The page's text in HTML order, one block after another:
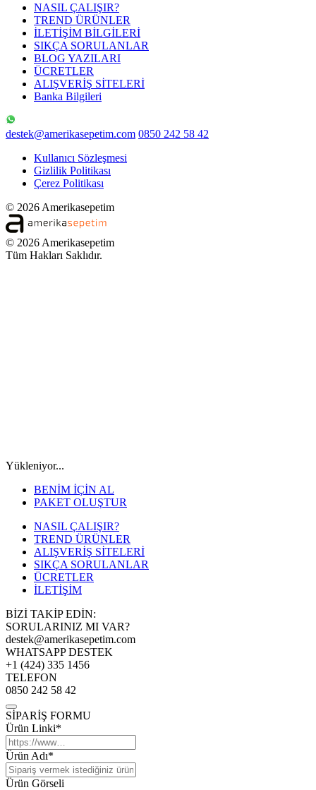
NASIL ÇALIŞIR?
TREND ÜRÜNLER
İLETİŞİM BİLGİLERİ
SIKÇA SORULANLAR
BLOG YAZILARI
ÜCRETLER
ALIŞVERİŞ SİTELERİ
Banka Bilgileri
destek@amerikasepetim.com 0850 242 58 42
Kullanıcı Sözleşmesi
Gizlilik Politikası
Çerez Politikası
© 2026 Amerikasepetim
© 2026 Amerikasepetim
Tüm Hakları Saklıdır.
Yükleniyor...
BENİM İÇİN AL
PAKET OLUŞTUR
NASIL ÇALIŞIR?
TREND ÜRÜNLER
ALIŞVERİŞ SİTELERİ
SIKÇA SORULANLAR
ÜCRETLER
İLETİŞİM
BİZİ TAKİP EDİN:
SORULARINIZ MI VAR?
destek@amerikasepetim.com
WHATSAPP DESTEK
+1 (424) 335 1456
TELEFON
0850 242 58 42
SİPARİŞ FORMU
Ürün Linki*
Ürün Adı*
Ürün Görseli